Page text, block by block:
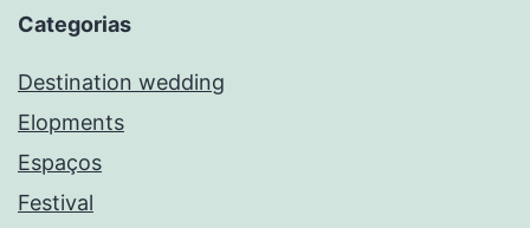
Categorias
Destination wedding
Elopments
Espaços
Festival